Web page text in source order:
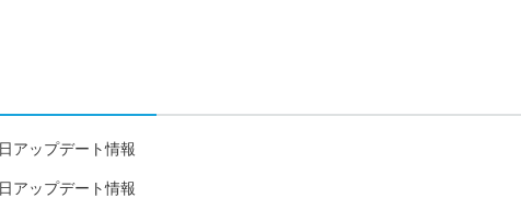
アップデート情報
アップデート情報